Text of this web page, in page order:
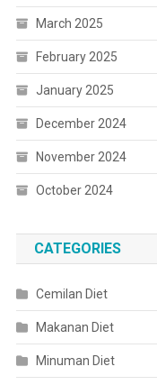
March 2025
February 2025
January 2025
December 2024
November 2024
October 2024
CATEGORIES
Cemilan Diet
Makanan Diet
Minuman Diet